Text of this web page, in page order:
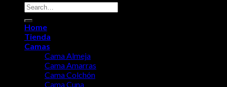
Search
for:
Home
Tienda
Camas
Cama Almeja
Cama Amarras
Cama Colchón
Cama Cuna